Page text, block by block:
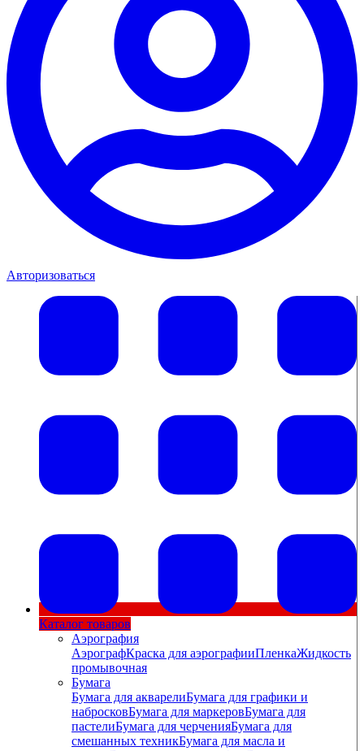
Авторизоваться
Каталог товаров
Аэрография
АэрографКраска для аэрографииПленкаЖидкость
промывочная
Бумага
Бумага для акварелиБумага для графики и
набросковБумага для маркеровБумага для
пастелиБумага для черченияБумага для
смешанных техникБумага для масла и